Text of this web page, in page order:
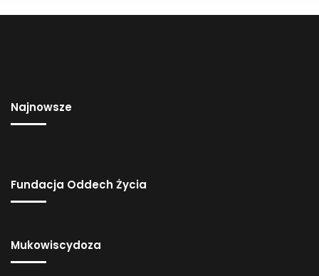
Najnowsze
Fundacja Oddech Życia
Mukowiscydoza